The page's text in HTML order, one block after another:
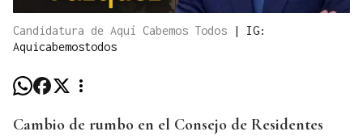
Candidatura de Aquí Cabemos Todos | IG:
Aquicabemostodos
Cambio de rumbo en el Consejo de Residentes